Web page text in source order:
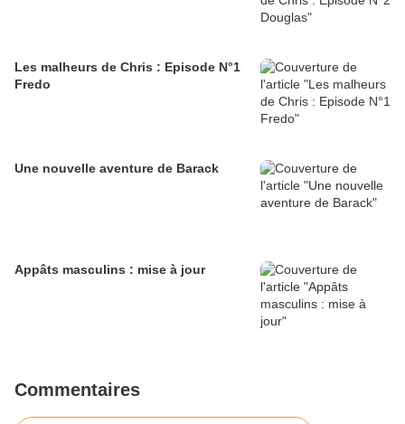
Les malheurs de Chris : Episode N°1
Fredo
Une nouvelle aventure de Barack
Appâts masculins : mise à jour
Commentaires